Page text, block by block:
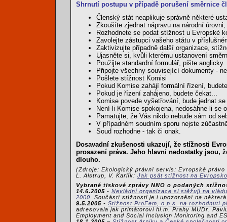
Shrnutí postupu v případě porušení směrnice
Členský stát neaplikuje správně některé
Zkoušíte zjednat nápravu na národní
Rozhodnete se podat stížnost u Evropské
Zavolejte zástupci vašeho státu v
Zaktivizujte případně další organizace,
Ujasněte si, kvůli kterému ustanovení
Použijte standardní formulář, pište anglicky
Připojte všechny související dokumenty -
Pošlete stížnost Komisi
Pokud Komise zahájí formální řízení,
Pokud je řízení zahájeno, budete čekat...
Komise povede vyšetřování, bude jednat
Není-li Komise spokojena, nedosáhne-li se
Pamatujte, že Vás nikdo nebude sám od
V případném soudním sporu nejste
Soud rozhodne - tak či onak.
Dosavadní zkušenosti ukazují, že stížnosti
prosazení práva. Jeho hlavní nedostatky jsou,
dlouho.
(Zdroje: Ekologický právní servis: Evropské
L. Alstrup, V. Karlík: Jak psát stížnost na
Vybrané tiskové zprávy NNO o podaných
14.6.2005 - Nevládní organizace si stěžují na
2000 . Součástí stížnosti je i upozornění na
9.5.2005 - Stížnost ProFem, o.p.s. na rozhodnutí
adresovala jak primátorovi hl.m. Prahy MUDr.
Employment and Social Inclusion Monitoring and